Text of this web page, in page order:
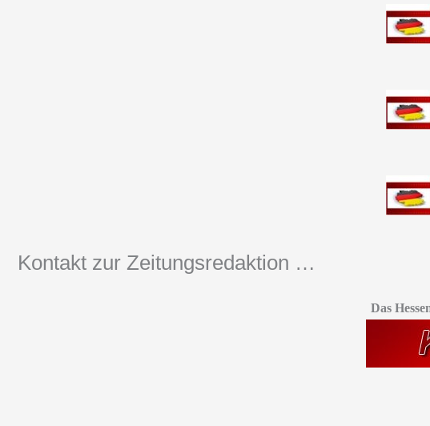
Kontakt zur Zeitungsredaktion …
Das